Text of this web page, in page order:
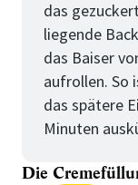
das
liegende
das Baiser
aufrollen. So
das spätere
Minuten
Die